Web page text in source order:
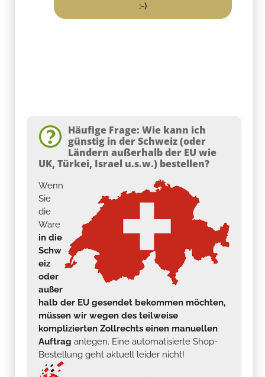
:-)
Häufige Frage: Wie kann ich
günstig in der Schweiz (oder
Ländern außerhalb der EU wie
UK, Türkei, Israel u.s.w.) bestellen?
Wenn
Sie
die
Ware
in die
Schw
eiz
oder
außer
halb der EU gesendet bekommen möchten,
müssen wir wegen des teilweise
komplizierten Zollrechts einen manuellen
Auftrag anlegen. Eine automatisierte Shop-
Bestellung geht aktuell leider nicht!